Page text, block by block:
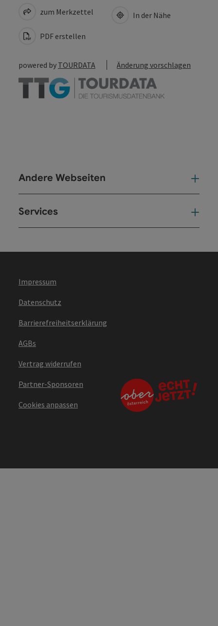
zum Merkzettel
PDF erstellen
In der Nähe
powered by TOURDATA Änderung vorschlagen
Andere Webseiten
Services
Impressum
Datenschutz
Barrierefreiheitserklärung
AGBs
Vertrag widerrufen
Partner-Sponsoren
Cookies anpassen